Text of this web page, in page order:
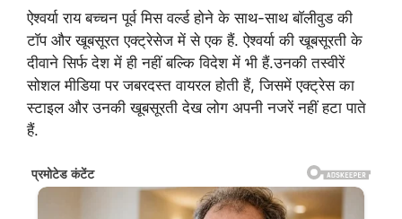
ऐश्वर्या राय बच्चन पूर्व मिस वर्ल्ड होने के साथ-साथ बाॅलीवुड की
टाॅप और खूबसूरत एक्ट्रेसेज में से एक हैं. ऐश्वर्या की खूबसूरती के
दीवाने सिर्फ देश में ही नहीं बल्कि विदेश में भी हैं.उनकी तस्वीरें
सोशल मीडिया पर जबरदस्त वायरल होती हैं, जिसमें एक्ट्रेस का
स्टाइल और उनकी खूबसूरती देख लोग अपनी नजरें नहीं हटा पाते
हैं.